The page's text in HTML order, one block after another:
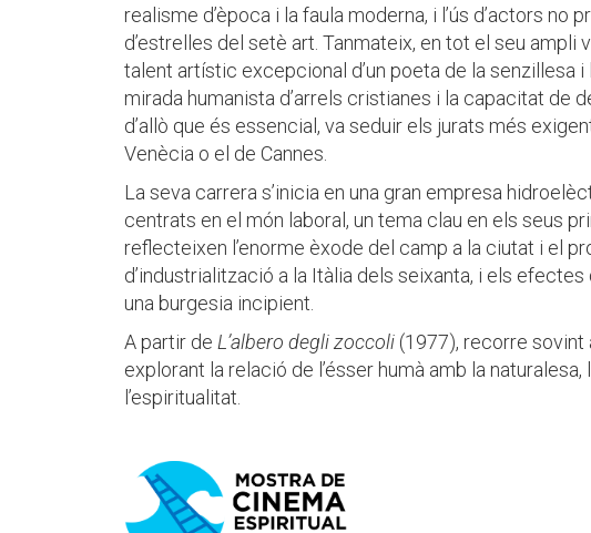
realisme d’època i la faula moderna, i l’ús d’actors no
d’estrelles del setè art. Tanmateix, en tot el seu ampli
talent artístic excepcional d’un poeta de la senzillesa i
mirada humanista d’arrels cristianes i la capacitat de
d’allò que és essencial, va seduir els jurats més
Venècia o el de Cannes.
La seva carrera s’inicia en una gran empresa
centrats en el món laboral, un tema clau en els seus
reflecteixen l’enorme èxode del camp a la ciutat i el
d’industrialització a la Itàlia dels seixanta, i els
una burgesia incipient.
A partir de L’albero degli zoccoli (1977), recorre sovint
explorant la relació de l’ésser humà amb la
l’espiritualitat.